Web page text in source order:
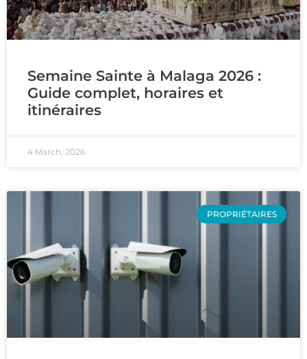
Semaine Sainte à Malaga 2026 :
Guide complet, horaires et
itinéraires
4 March, 2026
PROPRIÉTAIRES